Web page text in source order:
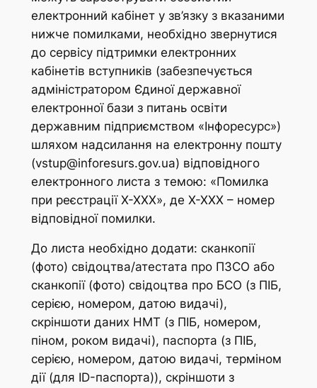
електронний кабінет у зв’язку з вказаними
нижче помилками, необхідно звернутися
до сервісу підтримки електронних
кабінетів вступників (забезпечується
адміністратором Єдиної державної
електронної бази з питань освіти
державним підприємством «Інфоресурс»)
шляхом надсилання на електронну пошту
(vstup@inforesurs.gov.ua) відповідного
електронного листа з темою: «Помилка
при реєстрації Х-ХХХ», де Х-ХХХ – номер
відповідної помилки.
До листа необхідно додати: сканкопії
(фото) свідоцтва/атестата про ПЗСО або
сканкопії (фото) свідоцтва про БСО (з ПІБ,
серією, номером, датою видачі),
скріншоти даних НМТ (з ПІБ, номером,
піном, роком видачі), паспорта (з ПІБ,
серією, номером, датою видачі, терміном
дії (для ID-паспорта)), скріншоти з